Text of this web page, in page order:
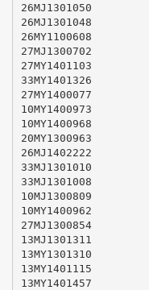
26MJ1301050
26MJ1301048
26MY1100608
27MJ1300702
27MY1401103
33MY1401326
27MY1400077
10MY1400973
10MY1400968
20MY1300963
26MJ1402222
33MJ1301010
33MJ1301008
10MJ1300809
10MY1400962
27MJ1300854
13MJ1301311
13MY1301310
13MY1401115
13MY1401457